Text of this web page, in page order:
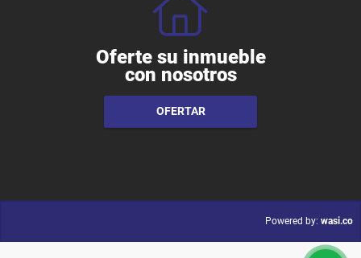
Oferte su inmueble
con nosotros
OFERTAR
Powered by: wasi.co